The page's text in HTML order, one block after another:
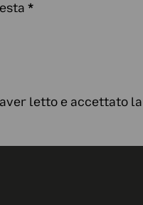
*
letto e accettato la